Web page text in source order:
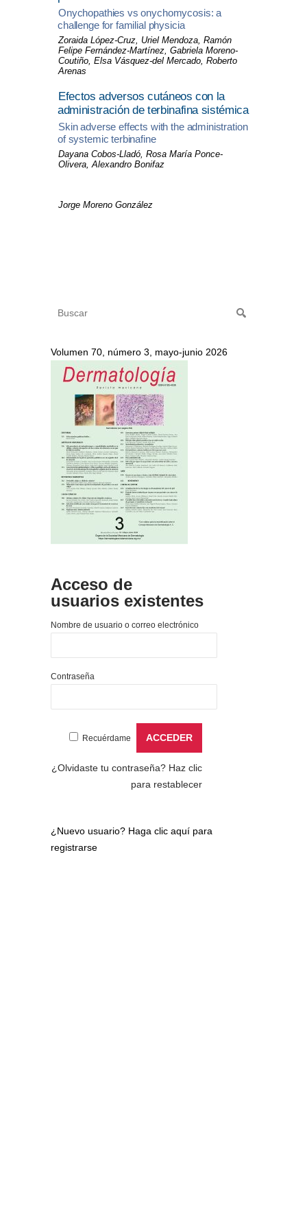
Onychopathies vs onychomycosis: a
challenge for familial physicia
Zoraida López-Cruz, Uriel Mendoza, Ramón
Felipe Fernández-Martínez, Gabriela Moreno-
Coutiño, Elsa Vásquez-del Mercado, Roberto
Arenas
Efectos adversos cutáneos con la
administración de terbinafina sistémica
Skin adverse effects with the administration
of systemic terbinafine
Dayana Cobos-Lladó, Rosa María Ponce-
Olivera, Alexandro Bonifaz
Jorge Moreno González
Volumen 70, número 3, mayo-junio 2026
Acceso de
usuarios existentes
Nombre de usuario o correo electrónico
Contraseña
Recuérdame
¿Olvidaste tu contraseña? Haz clic
para restablecer
¿Nuevo usuario? Haga clic aquí para
registrarse